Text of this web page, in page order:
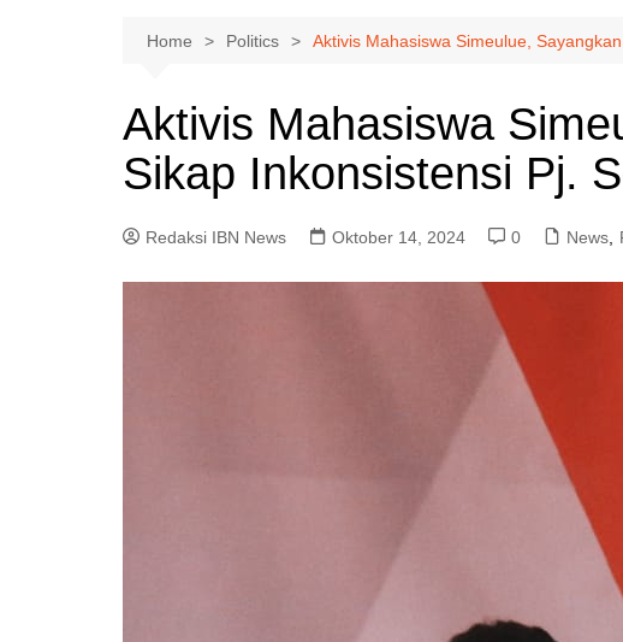
Home Politics Aktivis Mahasiswa Simeulue,
Aktivis Mahasiswa
Sikap Inkonsistensi Pj.
Redaksi IBN News Oktober 14, 2024 0 News,